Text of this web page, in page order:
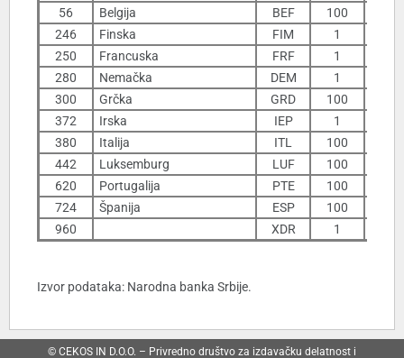
56
Belgija BEF 100
246
Finska FIM 1
250
Francuska FRF 1
280
Nemačka DEM 1
300
Grčka GRD 100
372
Irska IEP 1
380
Italija ITL 100
442
Luksemburg LUF 100
620
Portugalija PTE 100
724
Španija ESP 100
960
XDR 1
Izvor podataka: Narodna banka Srbije.
© CEKOS IN D.O.O. – Privredno društvo za izdavačku delatnost i